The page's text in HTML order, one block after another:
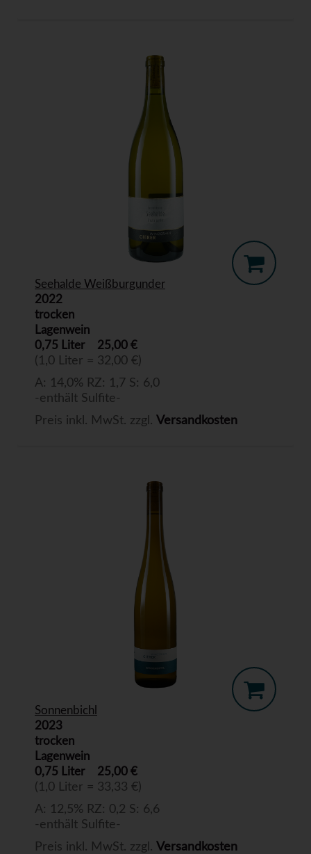
Seehalde Weißburgunder
2022
trocken
Lagenwein
0,75 Liter
25,00 €
(1,0 Liter = 32,00 €)
A: 14,0% RZ: 1,7 S: 6,0
-enthält Sulfite-
Preis inkl. MwSt. zzgl. Versandkosten
Sonnenbichl
2023
trocken
Lagenwein
0,75 Liter
25,00 €
(1,0 Liter = 33,33 €)
A: 12,5% RZ: 0,2 S: 6,6
-enthält Sulfite-
Preis inkl. MwSt. zzgl. Versandkosten